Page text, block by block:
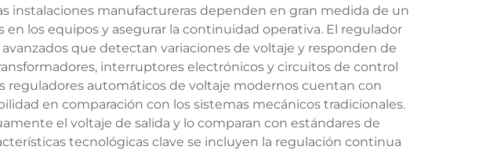
instalaciones manufactureras dependen en gran medida de un
los equipos y asegurar la continuidad operativa. El regulador
que detectan variaciones de voltaje y responden de
interruptores electrónicos y circuitos de control
reguladores automáticos de voltaje modernos cuentan con
en comparación con los sistemas mecánicos tradicionales.
el voltaje de salida y lo comparan con estándares de
tecnológicas clave se incluyen la regulación continua